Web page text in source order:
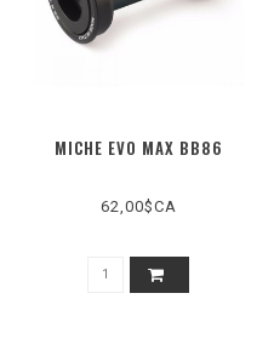
MICHE EVO MAX BB86
62,00$CA